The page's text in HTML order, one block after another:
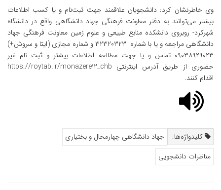
وی خاطرنشان کرد: دانشجویان علاقمند جهت ثبت‌نام و یا کسب اطلاعات
بیشتر می‌توانند به دفتر معاونت فرهنگی جهاد دانشگاهی واقع در دانشگاه
شهرکرد- روبروی دانشکده منابع طبیعی و علوم زمین معاونت فرهنگی جهاد
دانشگاهی مراجعه و یا با شماره ۳۲۳۲۰۳۲۳ و شماره مجازی (ایتا و سروش+)
۰۹۰۳۸۹۲۹۰۲۳ تماس و یا جهت مطالعه اطلاعات بیشتر و ثبت نام غیر
حضوری از طریق آدرس اینترنتی https://roytab.ir/monazere۱۲_chb
اقدام کنند.
کلیدواژه‌ها:
جهاد دانشگاهی چهارمحال و بختیاری
مناظرات دانشجویی